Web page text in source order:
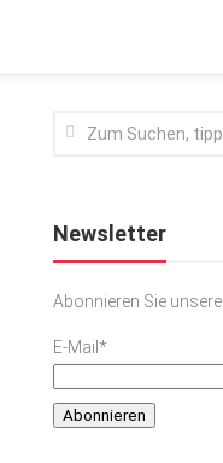
Newsletter
Abonnieren Sie
E-Mail*